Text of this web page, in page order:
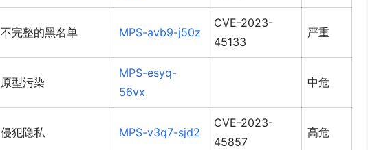
不完整的黑名单 MPS-avb9-j50z
CVE-2023-
45133
严重
原型污染
MPS-esyq-
56vx
中危
侵犯隐私 MPS-v3q7-sjd2
CVE-2023-
45857
高危